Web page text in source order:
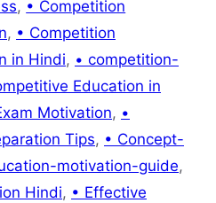
, • Competition
, • Competition
in Hindi, • competition-
Education in
Motivation, •
Tips, • Concept-
motivation-guide,
Hindi, • Effective